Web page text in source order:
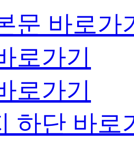
문 바로가
로가기
로가기
하단 바로